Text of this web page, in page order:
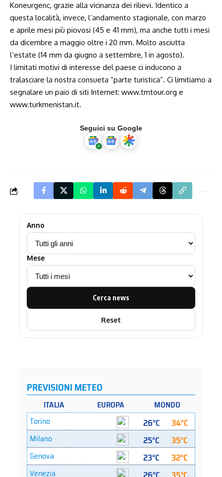
Koneurgenc, grazie alla vicinanza dei rilievi. Identico a
questa località, invece, l’andamento stagionale, con marzo
e aprile mesi più piovosi (45 e 41 mm), ma anche tutti i mesi
da dicembre a maggio oltre i 20 mm. Molto asciutta
l’estate (14 mm da giugno a settembre, 1 in agosto).
I limitati motivi di interesse del paese ci inducono a
tralasciare la nostra consueta “parte turistica”. Ci limitiamo a
segnalare un paio di siti Internet: www.tmtour.org e
www.turkmenistan.it.
Seguici su Google
Anno
Mese
Cerca news
Reset